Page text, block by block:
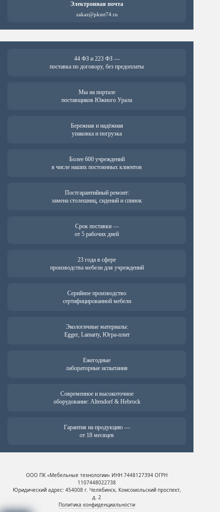
Электронная почта
zakaz@pkmt74.ru
44 ФЗ и 223 ФЗ —
поставка по договору, без предоплаты
Мы на портале
поставщиков Южного Урала
Бережная и надёжная
упаковка и погрузка
Более 600 учреждений
в числе наших постоянных клиентов
Постгарантийный ремонт:
замена столешниц, сидений и спинок
Срок поставки —
от 5 рабочих дней
23 года в сфере
производства мебели для учреждений
Серийное производство
сертифицированной мебели
Экологичные материалы:
Egger, Lamarty, Югра-плит
Ежегодные
лабораторные испытания
Современное и высокоточное
оборудование: Altendorf & Hebrock
Гарантия на продукцию —
от 18 месяцев
ООО ПК «Мебельные технологии» ИНН 7448127394 ОГРН
1107448022738
Юридический адрес: 454008 г. Челябинск, Комсомольский проспект,
д. 2
Политика конфиденциальности